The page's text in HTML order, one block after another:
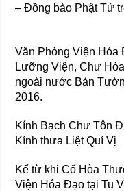
– Đồng bào Phật Tử
Văn Phòng Viện
Lưỡng Viện, Chư
ngoài nước Bản
2016.
Kính Bạch Chư Tôn
Kính thưa Liệt Quí Vị
Kể từ khi Cố Hòa
Viện Hóa Đạo tại Tu